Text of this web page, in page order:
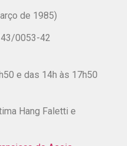
de 1985)
0053-42
e das 14h às 17h50
Hang Faletti e